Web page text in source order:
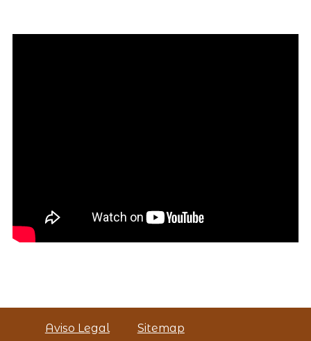
Aviso Legal Sitemap